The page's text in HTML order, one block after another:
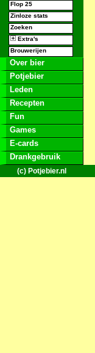
Flop 25
Zinloze stats
Zoeken
Extra's
Brouwerijen
Over bier
Potjebier
Leden
Recepten
Fun
Games
E-cards
Drankgebruik
(c) Potjebier.nl